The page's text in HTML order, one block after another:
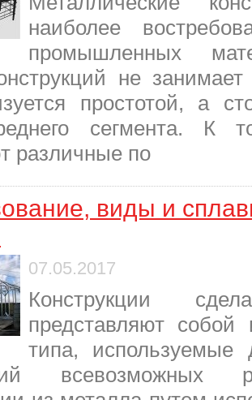
наиболее
промышленных
не
простотой, а
сегмента. К
различные по
виды и
07.05.2017
Конструкции
представляют собой
типа,
всевозможных